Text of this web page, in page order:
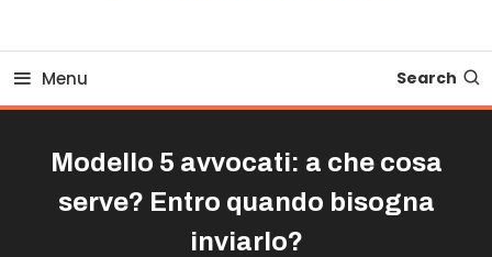
Menu Search
Modello 5 avvocati: a che cosa
serve? Entro quando bisogna
inviarlo?